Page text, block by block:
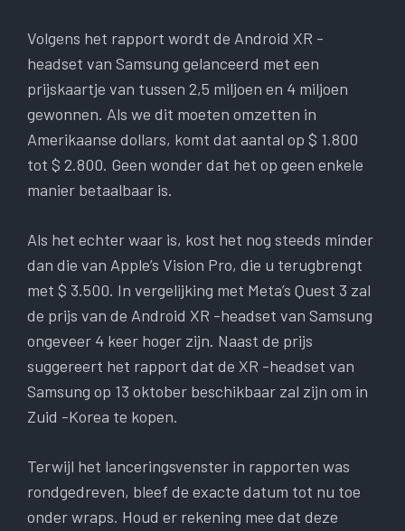
Volgens het rapport wordt de Android XR -
headset van Samsung gelanceerd met een
prijskaartje van tussen 2,5 miljoen en 4 miljoen
gewonnen. Als we dit moeten omzetten in
Amerikaanse dollars, komt dat aantal op $ 1.800
tot $ 2.800. Geen wonder dat het op geen enkele
manier betaalbaar is.
Als het echter waar is, kost het nog steeds minder
dan die van Apple’s Vision Pro, die u terugbrengt
met $ 3.500. In vergelijking met Meta’s Quest 3 zal
de prijs van de Android XR -headset van Samsung
ongeveer 4 keer hoger zijn. Naast de prijs
suggereert het rapport dat de XR -headset van
Samsung op 13 oktober beschikbaar zal zijn om in
Zuid -Korea te kopen.
Terwijl het lanceringsvenster in rapporten was
rondgedreven, bleef de exacte datum tot nu toe
onder wraps. Houd er rekening mee dat deze